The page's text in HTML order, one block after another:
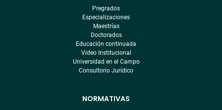
Pregrados
Especializaciones
Maestrías
Doctorados
Educación continuada
Video Institucional
Universidad en el Campo
Consultorio Jurídico
NORMATIVAS